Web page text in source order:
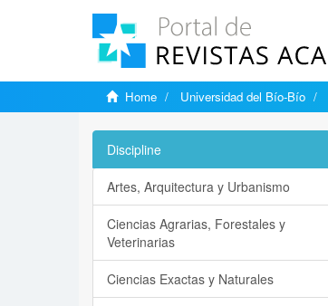
Home Universidad del Bío-Bío
Discipline
Artes, Arquitectura y Urbanismo
Ciencias Agrarias, Forestales y
Veterinarias
Ciencias Exactas y Naturales